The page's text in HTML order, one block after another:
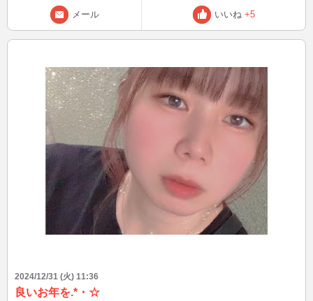
メール いいね +5
2024/12/31 (火) 11:36
良いお年を.*・☆